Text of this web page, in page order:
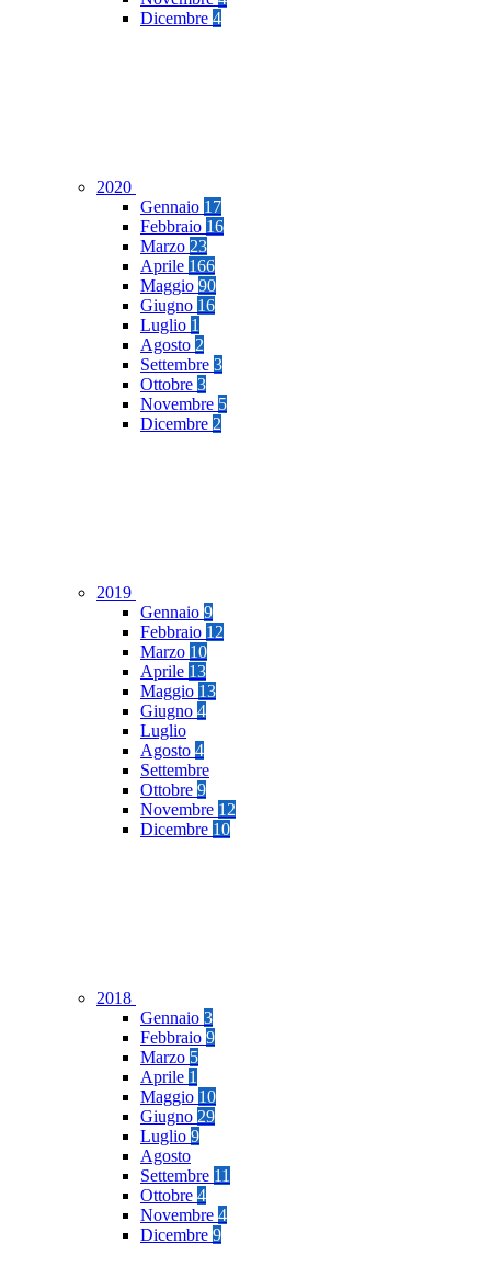
Dicembre 4
2020
Gennaio 17
Febbraio 16
Marzo 23
Aprile 166
Maggio 90
Giugno 16
Luglio 1
Agosto 2
Settembre 3
Ottobre 3
Novembre 5
Dicembre 2
2019
Gennaio 9
Febbraio 12
Marzo 10
Aprile 13
Maggio 13
Giugno 4
Luglio
Agosto 4
Settembre
Ottobre 9
Novembre 12
Dicembre 10
2018
Gennaio 3
Febbraio 9
Marzo 5
Aprile 1
Maggio 10
Giugno 29
Luglio 9
Agosto
Settembre 11
Ottobre 4
Novembre 4
Dicembre 9